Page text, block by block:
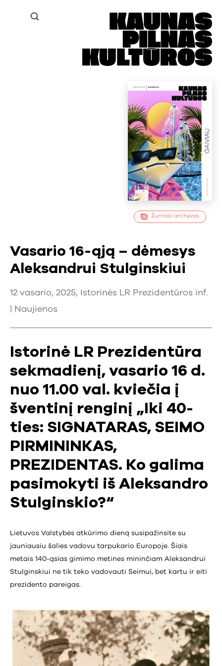
Žurnalo archyvas
Vasario 16-ąją – dėmesys
Aleksandrui Stulginskiui
12 vasario, 2025, Istorinės LR Prezidentūros inf.
Naujienos
Istorinė LR Prezidentūra
sekmadienį, vasario 16 d.
nuo 11.00 val. kviečia į
šventinį renginį „Iki 40-
ties: SIGNATARAS, SEIMO
PIRMININKAS,
PREZIDENTAS. Ko galima
pasimokyti iš Aleksandro
Stulginskio?“
Lietuvos Valstybės atkūrimo dieną susipažinsite su
jauniausiu šalies vadovu tarpukario Europoje. Šiais
metais 140-ąsias gimimo metines mininčiam Aleksandrui
Stulginskiui ne tik teko vadovauti Seimui, bet kartu ir eiti
prezidento pareigas.